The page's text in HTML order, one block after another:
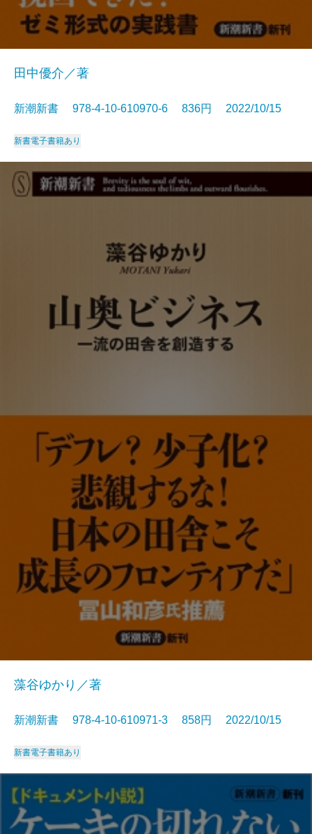
田中優介／著
新潮新書 978-4-10-610970-6 836円 2022/10/15
新書電子書籍あり
藻谷ゆかり／著
新潮新書 978-4-10-610971-3 858円 2022/10/15
新書電子書籍あり